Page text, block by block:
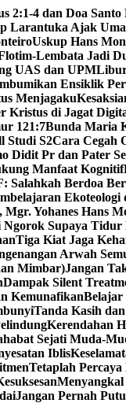
2:1-4 dan Doa Santo
Larantuka Ajak
Uskup Hans
Lembata Jadi
UAS dan UPM
Ensiklik
Menjagaku
Kristus di Jagat
121:7Bunda Maria
Studi S2Cara Cegah
Didit Pr dan Pater
Manfaat Kognitif
Salahkah Berdoa
Ekoteologi
Yohanes Hans
Ngorok Supaya Tidur
Tiga Kiat Jaga
Arwah
Mimbar)Jangan
Dampak Silent
KemunafikanBelajar
Tanda Kasih
Kerendahan
Sejati Muda-
Iblis
Tetaplah
Jangan Pernah